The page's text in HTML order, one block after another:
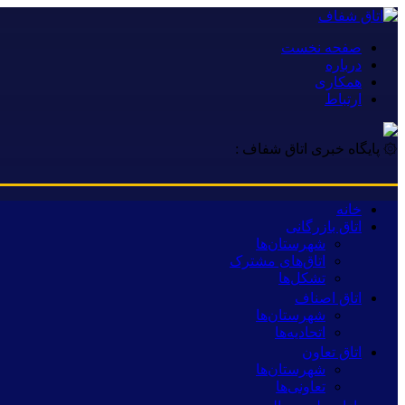
صفحه نخست
درباره
همکاری
ارتباط
۞ پایگاه خبری اتاق شفاف :
خانه
اتاق بازرگانی
شهرستان‌ها
اتاق‌های مشترک
تشکل‌ها
اتاق اصناف
شهرستان‌ها
اتحادیه‌ها
اتاق تعاون
شهرستان‌ها
تعاونی‌ها